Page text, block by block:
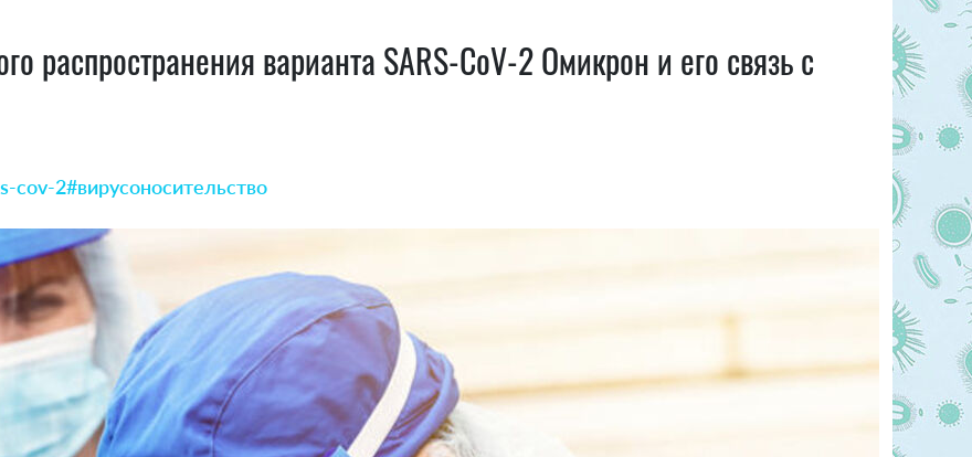
распространения варианта SARS-CoV-2 Омикрон и его связь с
cov-2#вирусоносительство